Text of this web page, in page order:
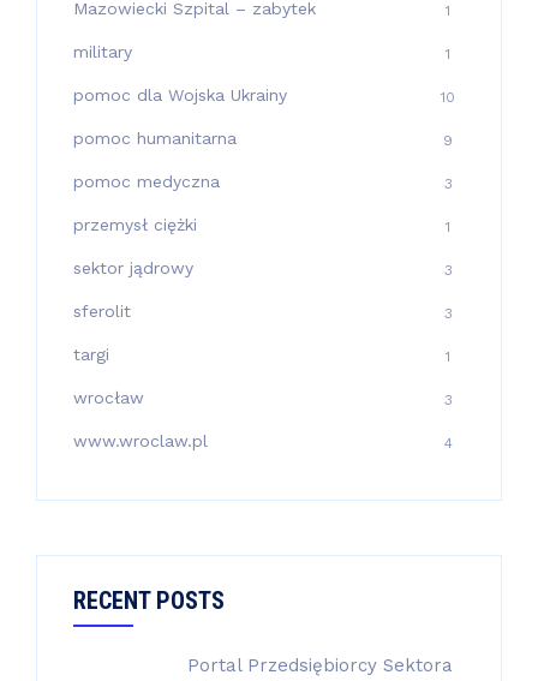
Mazowiecki Szpital – zabytek 1
military 1
pomoc dla Wojska Ukrainy 10
pomoc humanitarna 9
pomoc medyczna 3
przemysł ciężki 1
sektor jądrowy 3
sferolit 3
targi 1
wrocław 3
www.wroclaw.pl 4
RECENT POSTS
Portal Przedsiębiorcy Sektora